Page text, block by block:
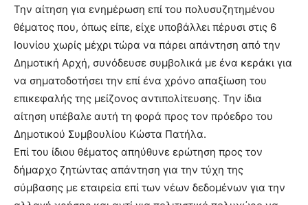
Την αίτηση για ενημέρωση επί του πολυσυζητημένου
θέματος που, όπως είπε, είχε υποβάλλει πέρυσι στις 6
Ιουνίου χωρίς μέχρι τώρα να πάρει απάντηση από την
Δημοτική Αρχή, συνόδευσε συμβολικά με ένα κεράκι για
να σηματοδοτήσει την επί ένα χρόνο απαξίωση του
επικεφαλής της μείζονος αντιπολίτευσης. Την ίδια
αίτηση υπέβαλε αυτή τη φορά προς τον πρόεδρο του
Δημοτικού Συμβουλίου Κώστα Πατήλα.
Επί του ίδιου θέματος απηύθυνε ερώτηση προς τον
δήμαρχο ζητώντας απάντηση για την τύχη της
σύμβασης με εταιρεία επί των νέων δεδομένων για την